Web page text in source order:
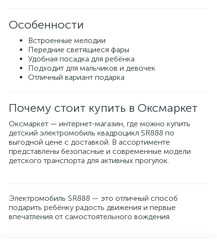
Особенности
Встроенные мелодии
Передние светящиеся фары
Удобная посадка для ребёнка
Подходит для мальчиков и девочек
Отличный вариант подарка
Почему стоит купить в Оксмаркет
Оксмаркет — интернет-магазин, где можно купить
детский электромобиль квадроцикл SR888 по
выгодной цене с доставкой. В ассортименте
представлены безопасные и современные модели
детского транспорта для активных прогулок.
Электромобиль SR888 — это отличный способ
подарить ребёнку радость движения и первые
впечатления от самостоятельного вождения.